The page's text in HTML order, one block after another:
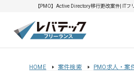
【PMO】Active Directory移行更改案件| IT
HOME 案件検索 PMO求人・案